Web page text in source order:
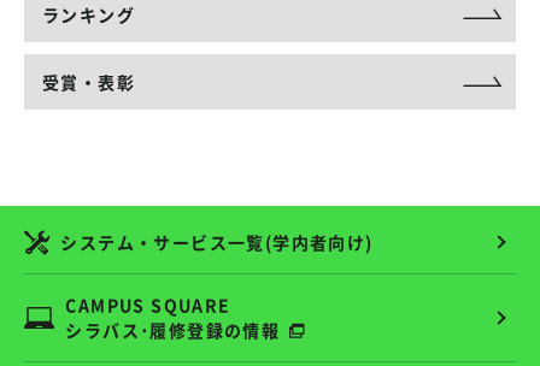
ランキング
受賞・表彰
システム・サービス一覧(学内者向け)
CAMPUS SQUARE
シラバス･履修登録の情報